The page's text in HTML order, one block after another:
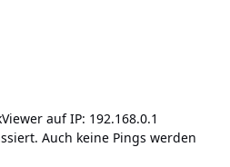
auf IP: 192.168.0.1
Auch keine Pings werden